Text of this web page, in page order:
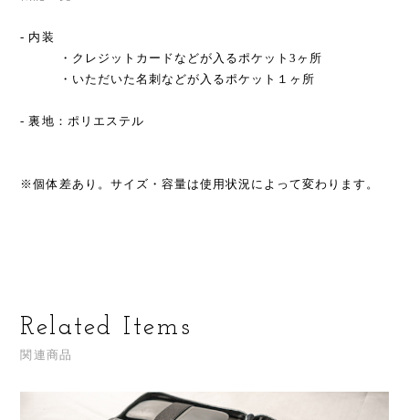
- 内装
・クレジットカードなどが入るポケット3ヶ所
・いただいた名刺などが入るポケット１ヶ所
- 裏地：ポリエステル
※個体差あり。サイズ・容量は使用状況によって変わります。
Related Items
関連商品